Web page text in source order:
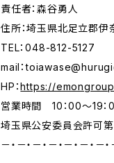
責任者：森谷勇人
住所：埼玉県北足立郡
TEL：048-812-5127
mail：
HP：https://
営業時間 10：00～19：
埼玉県公安委員会許可
－・－・－・－・－・－・－・